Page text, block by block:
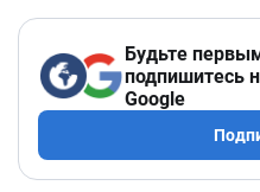
Будьте
подпишитесь
Google